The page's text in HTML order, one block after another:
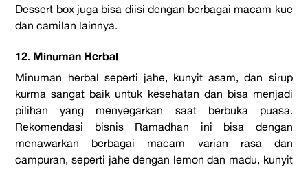
Dessert box juga bisa diisi dengan berbagai macam kue
dan camilan lainnya.
12. Minuman Herbal
Minuman herbal seperti jahe, kunyit asam, dan sirup
kurma sangat baik untuk kesehatan dan bisa menjadi
pilihan yang menyegarkan saat berbuka puasa.
Rekomendasi bisnis Ramadhan ini bisa dengan
menawarkan berbagai macam varian rasa dan
campuran, seperti jahe dengan lemon dan madu, kunyit